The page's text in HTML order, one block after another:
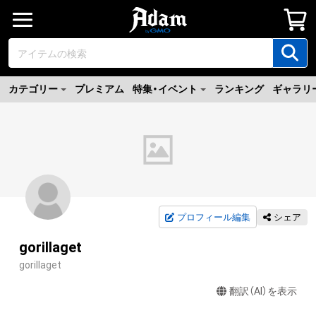
カテゴリー プレミアム 特集・イベント ランキング ギャラリ
プロフィール編集 シェア
gorillaget
gorillaget
翻訳（AI）を表示